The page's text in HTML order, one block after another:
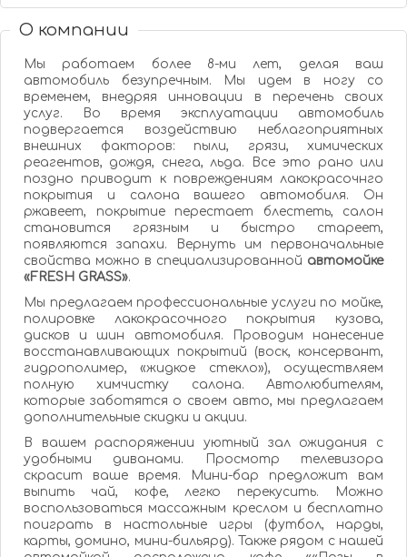
О компании
Мы работаем более 8-ми лет, делая ваш
автомобиль безупречным. Мы идем в ногу со
временем, внедряя инновации в перечень своих
услуг. Во время эксплуатации автомобиль
подвергается воздействию неблагоприятных
внешних факторов: пыли, грязи, химических
реагентов, дождя, снега, льда. Все это рано или
поздно приводит к повреждениям лакокрасочнго
покрытия и салона вашего автомобиля. Он
ржавеет, покрытие перестает блестеть, салон
становится грязным и быстро стареет,
появляются запахи. Вернуть им первоначальные
свойства можно в специализированной автомойке
«FRESH GRASS».
Мы предлагаем профессиональные услуги по мойке,
полировке лакокрасочного покрытия кузова,
дисков и шин автомобиля. Проводим нанесение
восстанавливающих покрытий (воск, консервант,
гидрополимер, «жидкое стекло»), осуществляем
полную химчистку салона. Автолюбителям,
которые заботятся о своем авто, мы предлагаем
дополнительные скидки и акции.
В вашем распоряжении уютный зал ожидания с
удобными диванами. Просмотр телевизора
скрасит ваше время. Мини-бар предложит вам
выпить чай, кофе, легко перекусить. Можно
воспользоваться массажным креслом и бесплатно
поиграть в настольные игры (футбол, нарды,
карты, домино, мини-бильярд). Также рядом с нашей